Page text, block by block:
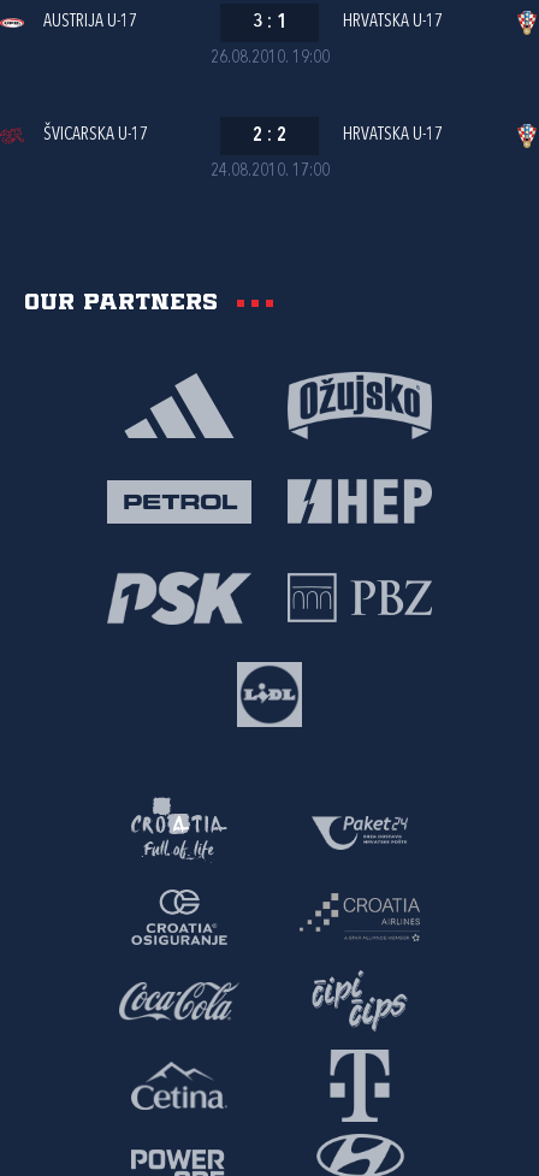
26.08.2010. 19:00
AUSTRIJA U-17 3 : 1 HRVATSKA U-17
24.08.2010. 17:00
ŠVICARSKA U-17 2 : 2 HRVATSKA U-17
Our partners